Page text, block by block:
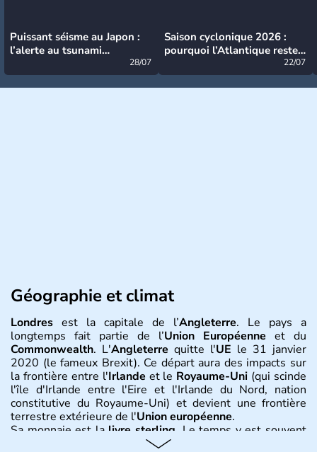
Puissant séisme au Japon :
l’alerte au tsunami
28/07
Saison cyclonique 2026 :
pourquoi l’Atlantique reste
22/07
Géographie et climat
Londres est la capitale de l’Angleterre. Le pays a
longtemps fait partie de l’Union Européenne et du
Commonwealth. L'Angleterre quitte l'UE le 31 janvier
2020 (le fameux Brexit). Ce départ aura des impacts sur
la frontière entre l'Irlande et le Royaume-Uni (qui scinde
l'île d'Irlande entre l'Eire et l'Irlande du Nord, nation
constitutive du Royaume-Uni) et devient une frontière
terrestre extérieure de l'Union européenne.
Sa monnaie est lalivre sterling . Le temps y est souvent
instable avec de nombreuses précipitations : il s’agit d’un